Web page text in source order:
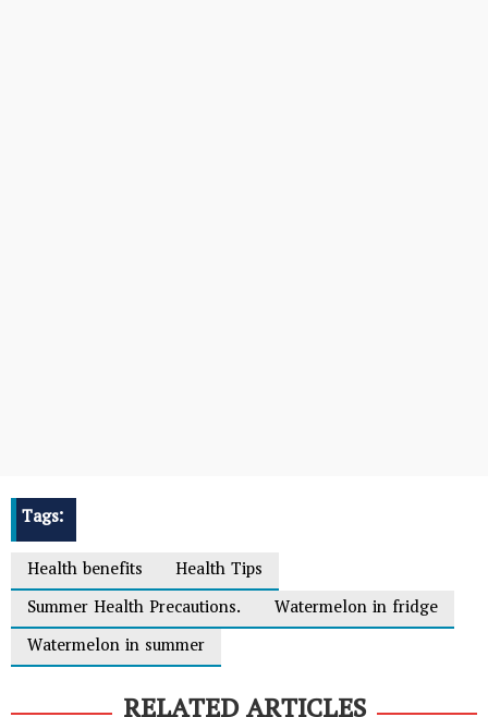
Tags:
Health benefits
Health Tips
Summer Health Precautions.
Watermelon in fridge
Watermelon in summer